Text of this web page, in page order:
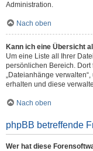
Administration.
Nach oben
Kann ich eine Übersicht
Um eine Liste all Ihrer
persönlichen Bereich. Dort
„Dateianhänge
erhalten und diese
Nach oben
phpBB betreffende
Wer hat diese